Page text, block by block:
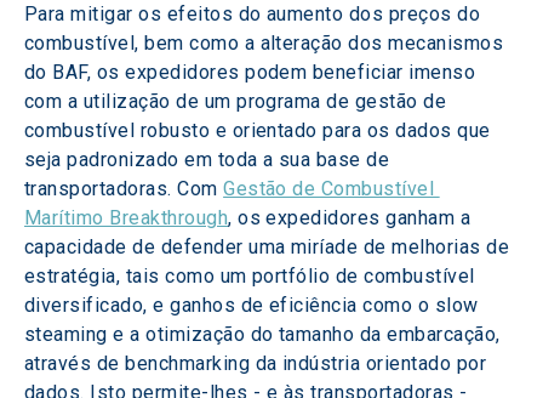
Para mitigar os efeitos do aumento dos preços do
combustível, bem como a alteração dos mecanismos
do BAF, os expedidores podem beneficiar imenso
com a utilização de um programa de gestão de
combustível robusto e orientado para os dados que
seja padronizado em toda a sua base de
transportadoras. Com Gestão de Combustível
Marítimo Breakthrough, os expedidores ganham a
capacidade de defender uma miríade de melhorias de
estratégia, tais como um portfólio de combustível
diversificado, e ganhos de eficiência como o slow
steaming e a otimização do tamanho da embarcação,
através de benchmarking da indústria orientado por
dados. Isto permite-lhes - e às transportadoras -